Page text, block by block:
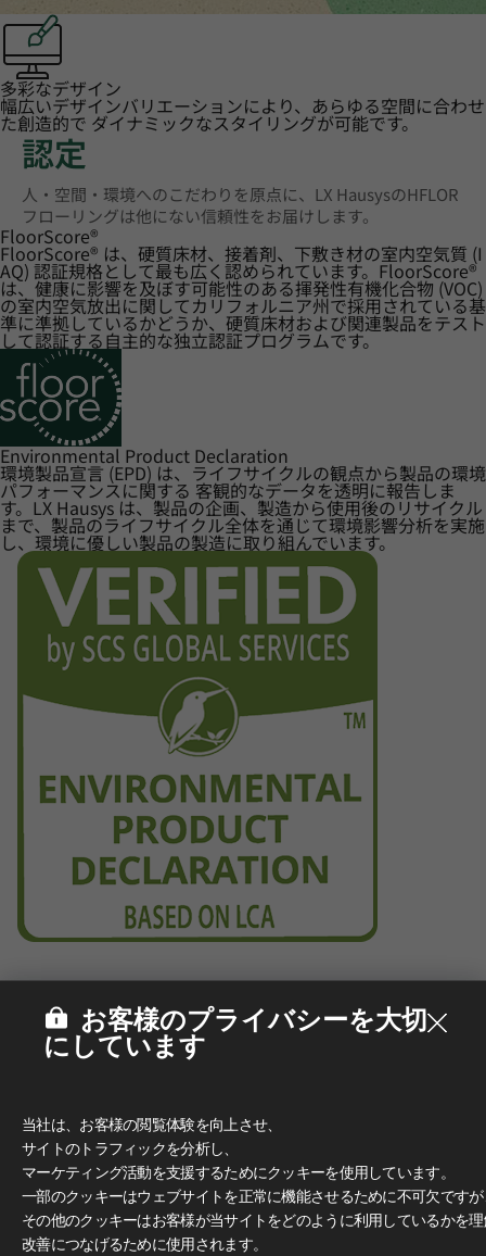
多彩なデザイン
幅広いデザインバリエーションにより、あらゆる空間に合わせ
た創造的で ダイナミックなスタイリングが可能です。
認定
人・空間・環境へのこだわりを原点に、LX HausysのHFLOR
フローリングは他にない信頼性をお届けします。
FloorScore®
FloorScore® は、硬質床材、接着剤、下敷き材の室内空気質 (I
AQ) 認証規格として最も広く認められています。FloorScore®
は、健康に影響を及ぼす可能性のある揮発性有機化合物 (VOC)
の室内空気放出に関してカリフォルニア州で採用されている基
準に準拠しているかどうか、硬質床材および関連製品をテスト
して認証する自主的な独立認証プログラムです。
Environmental Product Declaration
環境製品宣言 (EPD) は、ライフサイクルの観点から製品の環境
パフォーマンスに関する 客観的なデータを透明に報告しま
す。LX Hausys は、製品の企画、製造から使用後のリサイクル
まで、製品のライフサイクル全体を通じて環境影響分析を実施
し、環境に優しい製品の製造に取り組んでいます。
お客様のプライバシーを大切
にしています
当社は、お客様の閲覧体験を向上させ、
サイトのトラフィックを分析し、
マーケティング活動を支援するためにクッキーを使用しています。
一部のクッキーはウェブサイトを正常に機能させるために不可欠です
その他のクッキーはお客様が当サイトをどのように利用しているかを
改善につなげるために使用されます。